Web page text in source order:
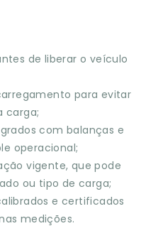
de liberar o veículo
para evitar
carga;
com balanças e
operacional;
vigente, que pode
ou tipo de carga;
e certificados
medições.